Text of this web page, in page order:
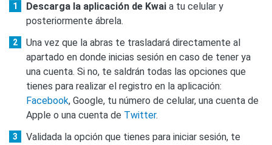
Descarga la aplicación de Kwai a tu celular y
posteriormente ábrela.
Una vez que la abras te trasladará directamente al
apartado en donde inicias sesión en caso de tener ya
una cuenta. Si no, te saldrán todas las opciones que
tienes para realizar el registro en la aplicación:
Facebook, Google, tu número de celular, una cuenta de
Apple o una cuenta de Twitter.
Validada la opción que tienes para iniciar sesión, te